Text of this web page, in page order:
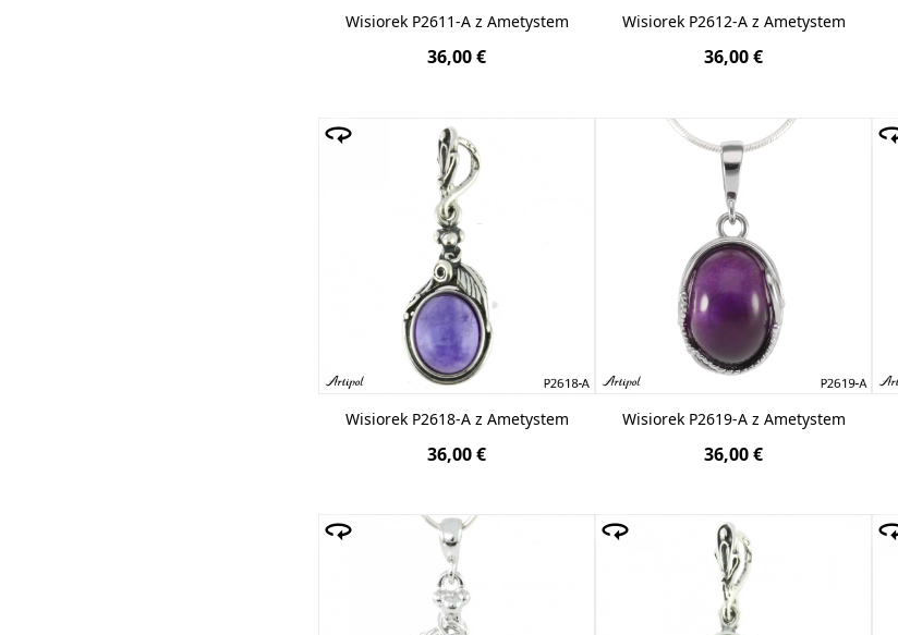
Wisiorek P2611-A z Ametystem
36,00 €
Wisiorek P2612-A z Ametystem
36,00 €
Wisiorek P2618-A z Ametystem
36,00 €
Wisiorek P2619-A z Ametystem
36,00 €